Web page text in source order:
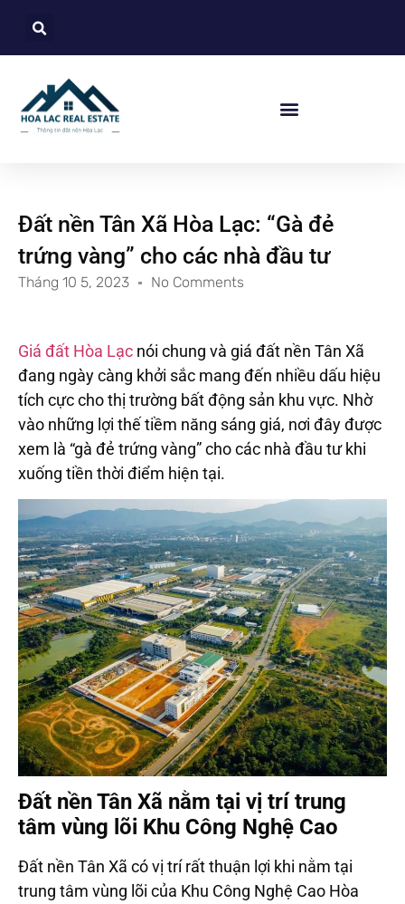
Đất nền Tân Xã Hòa Lạc: “Gà đẻ
trứng vàng” cho các nhà đầu tư
Tháng 10 5, 2023 No Comments
Giá đất Hòa Lạc nói chung và giá đất nền Tân Xã
đang ngày càng khởi sắc mang đến nhiều dấu hiệu
tích cực cho thị trường bất động sản khu vực. Nhờ
vào những lợi thế tiềm năng sáng giá, nơi đây được
xem là “gà đẻ trứng vàng” cho các nhà đầu tư khi
xuống tiền thời điểm hiện tại.
Đất nền Tân Xã nằm tại vị trí trung
tâm vùng lõi Khu Công Nghệ Cao
Đất nền Tân Xã có vị trí rất thuận lợi khi nằm tại
trung tâm vùng lõi của Khu Công Nghệ Cao Hòa